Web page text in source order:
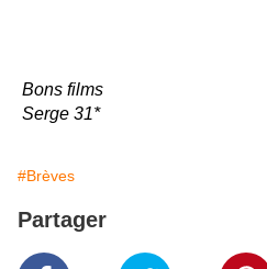
Bons films
Serge 31*
#Brèves
Partager